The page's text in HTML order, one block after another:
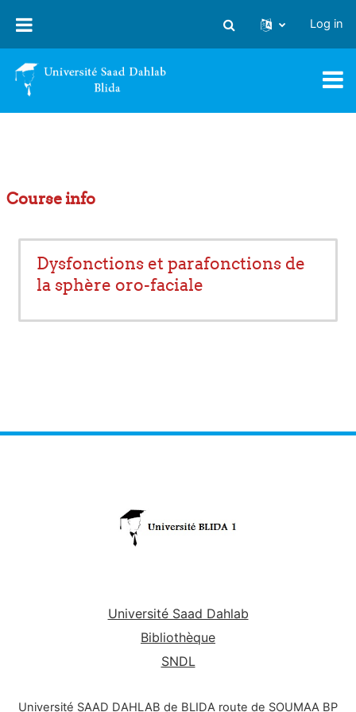
Toggle search input
Log in
Course info
Dysfonctions et parafonctions de
la sphère oro-faciale
Université Saad Dahlab
Bibliothèque
SNDL
Université SAAD DAHLAB de BLIDA route de SOUMAA BP